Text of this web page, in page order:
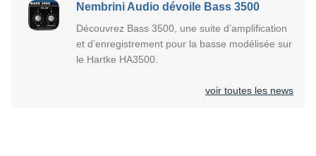
Nembrini Audio dévoile Bass 3500
Découvrez Bass 3500, une suite d’amplification
et d’enregistrement pour la basse modélisée sur
le Hartke HA3500.
voir toutes les news